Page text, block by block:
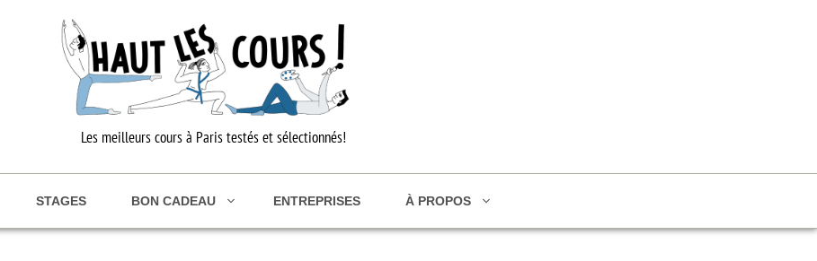
Les meilleurs cours à Paris testés et sélectionnés!
STAGES BON CADEAU ENTREPRISES À PROPOS